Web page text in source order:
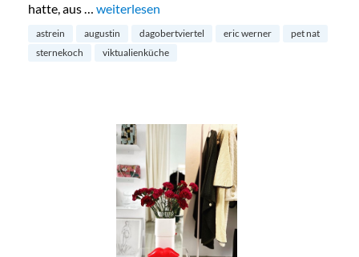
hatte, aus … „Restaurant Augustin im Kölner
weiterlesen
astrein augustin dagobertviertel eric werner
pet nat
sternekoch
viktualienküche